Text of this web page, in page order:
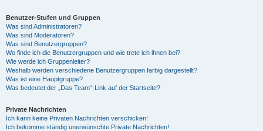
Benutzer-Stufen und Gruppen
Was sind Administratoren?
Was sind Moderatoren?
Was sind Benutzergruppen?
Wo finde ich die Benutzergruppen und wie trete ich ihnen bei?
Wie werde ich Gruppenleiter?
Weshalb werden verschiedene Benutzergruppen farbig dargestellt?
Was ist eine Hauptgruppe?
Was bedeutet der „Das Team“-Link auf der Startseite?
Private Nachrichten
Ich kann keine Privaten Nachrichten verschicken!
Ich bekomme ständig unerwünschte Private Nachrichten!